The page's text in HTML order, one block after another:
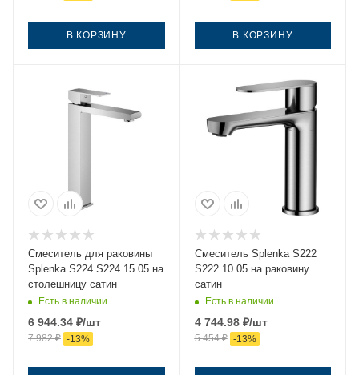
В КОРЗИНУ В КОРЗИНУ
Смеситель для раковины
Splenka S224 S224.15.05 на
столешницу сатин
Есть в наличии
6 944.34 ₽/шт
7 982₽ -13%
Смеситель Splenka S222
S222.10.05 на раковину
сатин
Есть в наличии
4 744.98₽/шт
5 454₽ -13%